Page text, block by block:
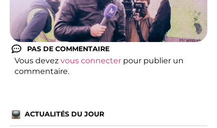
PAS DE COMMENTAIRE
Vous devez vous connecter pour publier un
commentaire.
ACTUALITÉS DU JOUR